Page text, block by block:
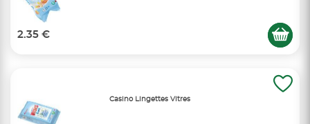
2.35 €
Casino Lingettes Vitres